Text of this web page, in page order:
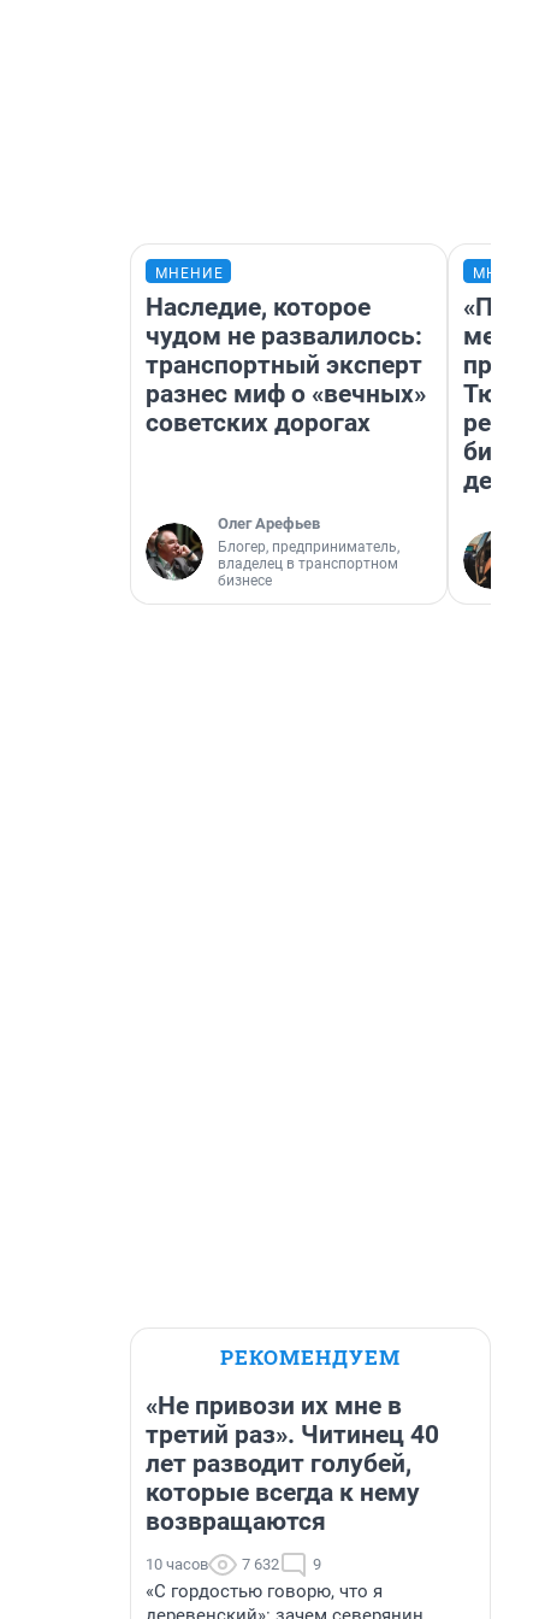
МНЕНИЕ
Наследие, которое
чудом не развалилось:
транспортный эксперт
разнес миф о «вечных»
советских дорогах
Олег Арефьев
Блогер, предприниматель,
владелец в транспортном
бизнесе
РЕКОМЕНДУЕМ
«Не привози их мне в
третий раз». Читинец 40
лет разводит голубей,
которые всегда к нему
возвращаются
10 часов 7 632 9
«С гордостью говорю, что я